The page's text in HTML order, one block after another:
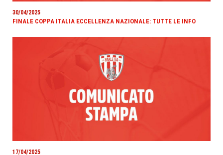
30/04/2025
FINALE COPPA ITALIA ECCELLENZA NAZIONALE: TUTTE LE INFO
17/04/2025